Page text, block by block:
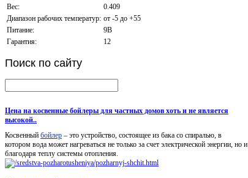
Вес:
0.409
Диапазон рабочих температур: от -5 до +55
Питание:
9В
Гарантия:
12
Поиск по сайту
Цена на косвенные бойлеры для частных домов хоть и не является
высокой..
Косвенный бойлер – это устройство, состоящее из бака со спиралью, в
котором вода может нагреваться не только за счет электрической энергии, но и
благодаря теплу системы отопления.